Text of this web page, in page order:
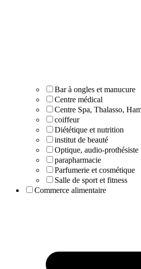
Bar à ongles et manucure
Centre médical
Centre Spa, Thalasso,
coiffeur
Diététique et nutrition
institut de beauté
Optique, audio-prothésiste
parapharmacie
Parfumerie et cosmétique
Salle de sport et fitness
Commerce alimentaire